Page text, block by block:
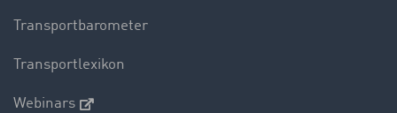
Transportbarometer
Transportlexikon
Webinars